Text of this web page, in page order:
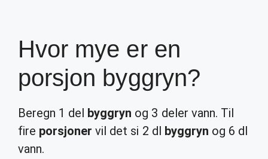
Hvor mye er en
porsjon byggryn?
Beregn 1 del byggryn og 3 deler vann. Til
fire porsjoner vil det si 2 dl byggryn og 6 dl
vann.